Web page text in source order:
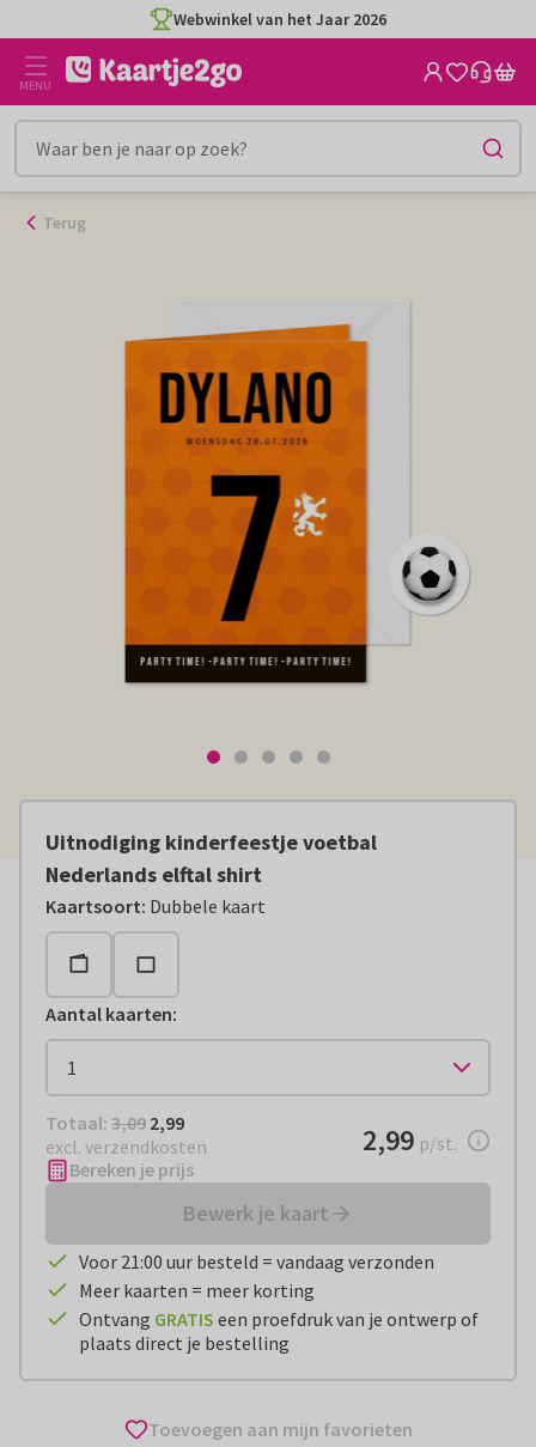
naar
inhoud
Webwinkel van het Jaar 2026
MENU
Terug
Uitnodiging kinderfeestje voetbal
Nederlands elftal shirt
Kaartsoort: Dubbele kaart
Aantal kaarten:
Totaal: € 2,99
Totaal: 3,09 2,99
excl. verzendkosten
€ 2,99per stuk
2,99 p/st.
Bereken je prijs
Bewerk je kaart
Voor 21:00 uur besteld = vandaag verzonden
Meer kaarten = meer korting
Ontvang GRATIS een proefdruk van je ontwerp of
plaats direct je bestelling
Toevoegen aan mijn favorieten